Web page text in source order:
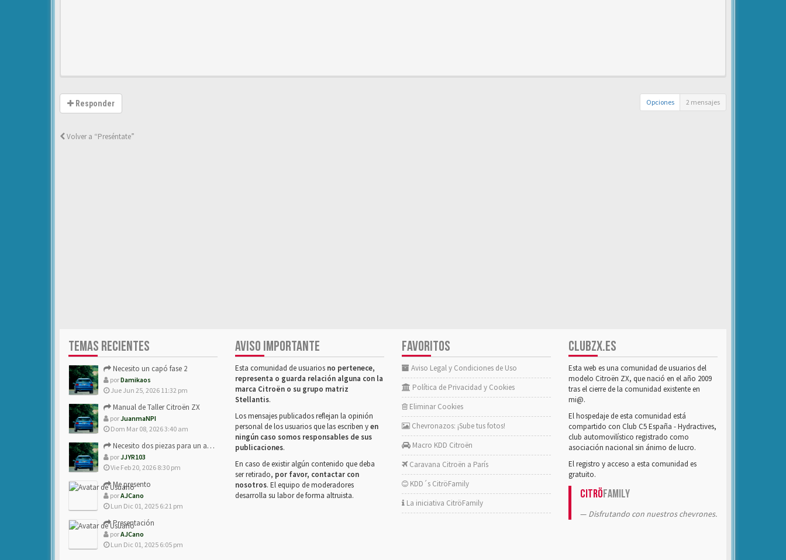
Responder Opciones 2 mensajes
Volver a “Preséntate”
TEMAS RECIENTES
Necesito un capó fase 2
porDamikaos
Jue Jun 25, 2026 11:32 pm
Manual de Taller Citroën ZX
porJuanmaNPI
Dom Mar 08, 2026 3:40 am
Necesito dos piezas para un amigo con ZX.
porJJYR103
Vie Feb 20, 2026 8:30 pm
Me presento
porAJCano
Lun Dic 01, 2025 6:21 pm
Presentación
porAJCano
Lun Dic 01, 2025 6:05 pm
AVISO IMPORTANTE
Esta comunidad de usuarios no pertenece,
representa o guarda relación alguna con la
marca Citroën o su grupo matriz
Stellantis.
Los mensajes publicados reflejan la opinión
personal de los usuarios que las escriben yen
ningún caso somos responsables de sus
publicaciones.
En caso de existir algún contenido que deba
ser retirado, por favor, contactar con
nosotros. El equipo de moderadores
desarrolla su labor de forma altruista.
FAVORITOS
Aviso Legal y Condiciones de Uso
Política de Privacidad y Cookies
Eliminar Cookies
Chevronazos: ¡Sube tus fotos!
Macro KDD Citroën
Caravana Citroën a París
KDD´s CitröFamily
La iniciativa CitröFamily
CLUBZX.ES
Esta web es una comunidad de usuarios del
modelo Citroën ZX, que nació en el año 2009
tras el cierre de la comunidad existente en
mi@.
El hospedaje de esta comunidad está
compartido con Club C5 España - Hydractives,
club automovilístico registrado como
asociación nacional sin ánimo de lucro.
El registro y acceso a esta comunidad es
gratuito.
CitröFamily
Disfrutando con nuestros chevrones.